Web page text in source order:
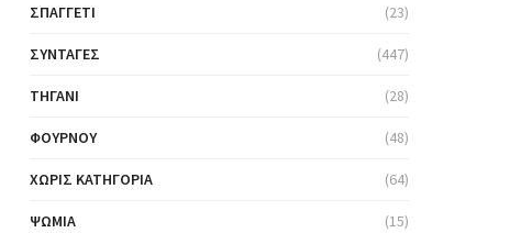
ΣΠΑΓΓΈΤΙ (23)
ΣΥΝΤΑΓΈΣ (447)
ΤΗΓΆΝΙ (28)
ΦΟΎΡΝΟΥ (48)
ΧΩΡΊΣ ΚΑΤΗΓΟΡΊΑ (64)
ΨΩΜΙΆ (15)